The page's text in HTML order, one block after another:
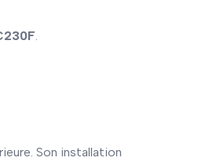
Son installation